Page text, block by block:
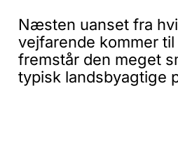
Næsten uanset fra
vejfarende kommer til
fremstår den meget
typisk landsbyagtige